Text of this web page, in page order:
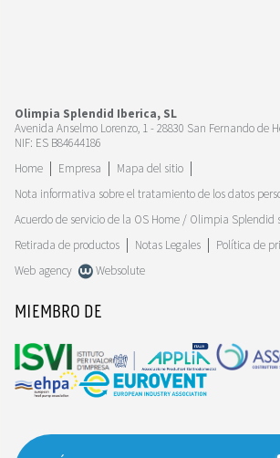
Olimpia Splendid Iberica, SL
Avenida Anselmo Lorenzo, 1 - 28830 San Fernando de
NIF: ES B84644186
Home
Empresa
Mapa del sitio
Nota informativa sobre el tratamiento de los datos
Acuerdo de servicio de la OS Home / Olimpia Splendid
Retirada de productos
Notas Legales
Política de
Web agency
Websolute
MIEMBRO DE